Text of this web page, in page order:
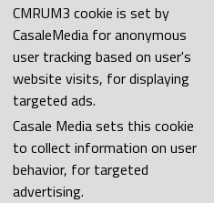
CMRUM3 cookie is set by
CasaleMedia for anonymous
user tracking based on user's
website visits, for displaying
targeted ads.
Casale Media sets this cookie
to collect information on user
behavior, for targeted
advertising.